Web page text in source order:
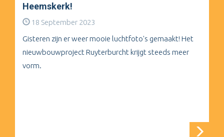
Heemskerk!
18 September 2023
Gisteren zijn er weer mooie luchtfoto's gemaakt! Het
nieuwbouwproject Ruyterburcht krijgt steeds meer
vorm.